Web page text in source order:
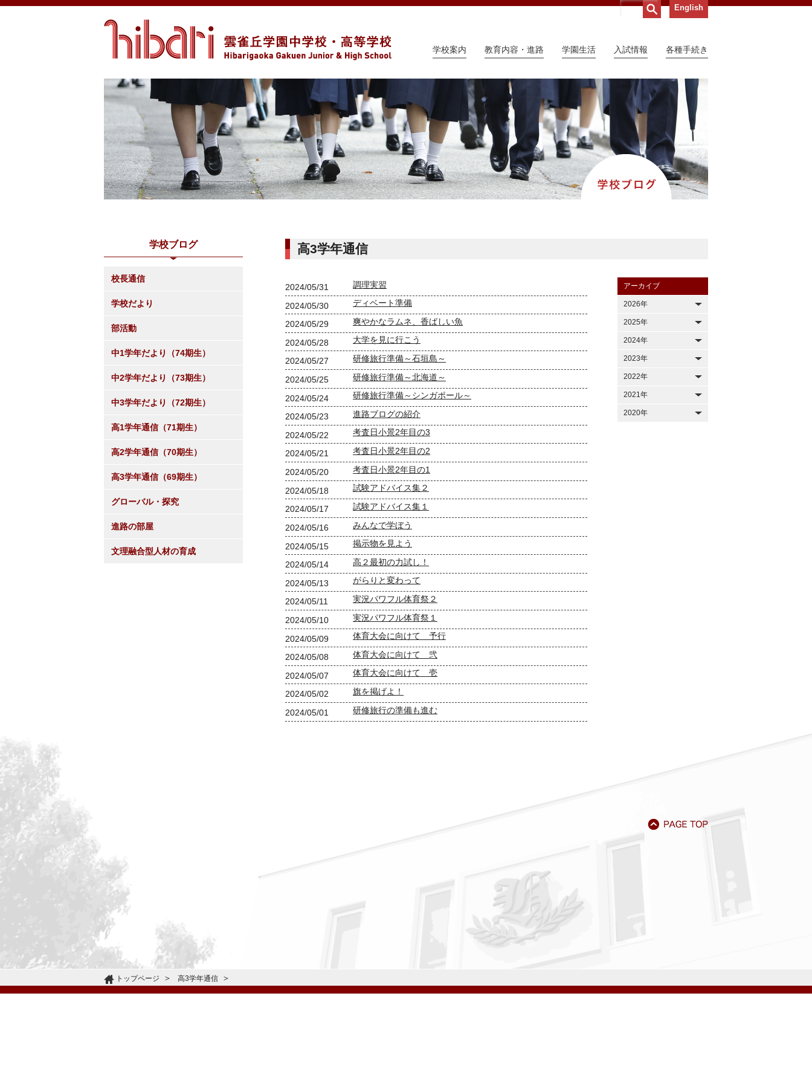
English
学校案内 教育内容・進路 学園生活 入試情報 各種手続き
高3学年通信
2024/05/31 調理実習
2024/05/30 ディベート準備
2024/05/29 爽やかなラムネ、香ばしい魚
2024/05/28 大学を見に行こう
2024/05/27 研修旅行準備～石垣島～
2024/05/25 研修旅行準備～北海道～
2024/05/24 研修旅行準備～シンガポール～
2024/05/23 進路ブログの紹介
2024/05/22 考査日小景2年目の3
2024/05/21 考査日小景2年目の2
2024/05/20 考査日小景2年目の1
2024/05/18 試験アドバイス集２
2024/05/17 試験アドバイス集１
2024/05/16 みんなで学ぼう
2024/05/15 掲示物を見よう
2024/05/14 高２最初の力試し！
2024/05/13 がらりと変わって
2024/05/11 実況パワフル体育祭２
2024/05/10 実況パワフル体育祭１
2024/05/09 体育大会に向けて 予行
2024/05/08 体育大会に向けて 弐
2024/05/07 体育大会に向けて 壱
2024/05/02 旗を掲げよ！
2024/05/01 研修旅行の準備も進む
アーカイブ
2026年
2025年
2024年
2023年
2022年
2021年
2020年
学校ブログ
校長通信
学校だより
部活動
中1学年だより（74期生）
中2学年だより（73期生）
中3学年だより（72期生）
高1学年通信（71期生）
高2学年通信（70期生）
高3学年通信（69期生）
グローバル・探究
進路の部屋
文理融合型人材の育成
トップページ 高3学年通信